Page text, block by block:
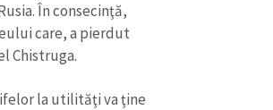
În consecinţă,
care, a pierdut
Chistruga.
la utilităţi va ţine